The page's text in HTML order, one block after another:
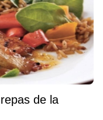
de la